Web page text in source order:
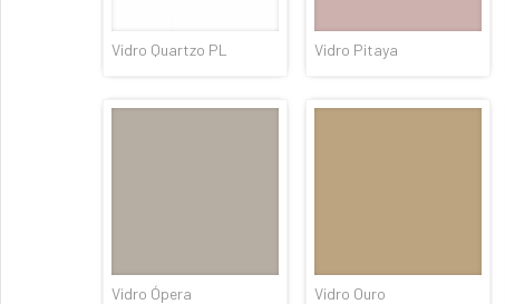
Vidro Quartzo PL Vidro Pitaya
Vidro Ópera Vidro Ouro